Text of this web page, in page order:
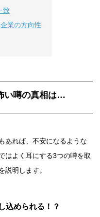
致
業の方向性
い噂の真相は…
あれば、不安になるような
はよく耳にする3つの噂を取
説明します。
込められる！？